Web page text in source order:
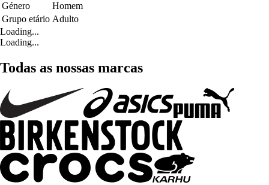
Género
Homem
Grupo etário Adulto
Loading...
Loading...
Todas as nossas marcas